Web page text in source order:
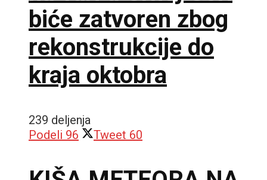
biće zatvoren zbog
rekonstrukcije do
kraja oktobra
239 deljenja
Podeli 96 Tweet 60